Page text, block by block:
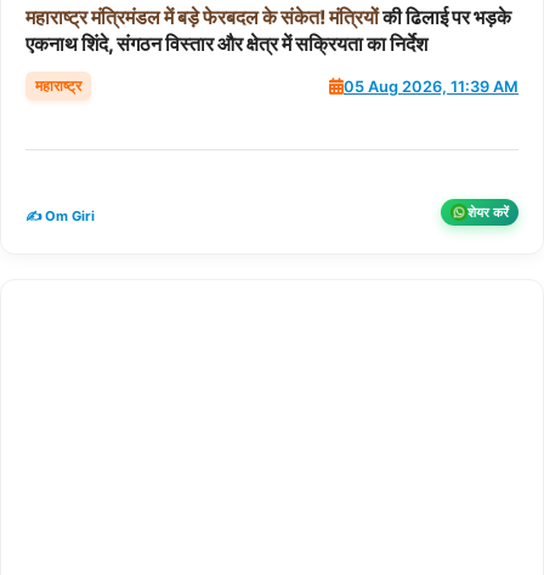
महाराष्ट्रमंत्रिमंडलमेंबड़ेफेरबदलकेसंकेत! मंत्रियोंकी ढिलाई पर भड़के
एकनाथ शिंदे, संगठन विस्तार और क्षेत्र में सक्रियता का निर्देश
महाराष्ट्र 05 Aug 2026, 11:39 AM
✍️ Om Giri शेयर करें